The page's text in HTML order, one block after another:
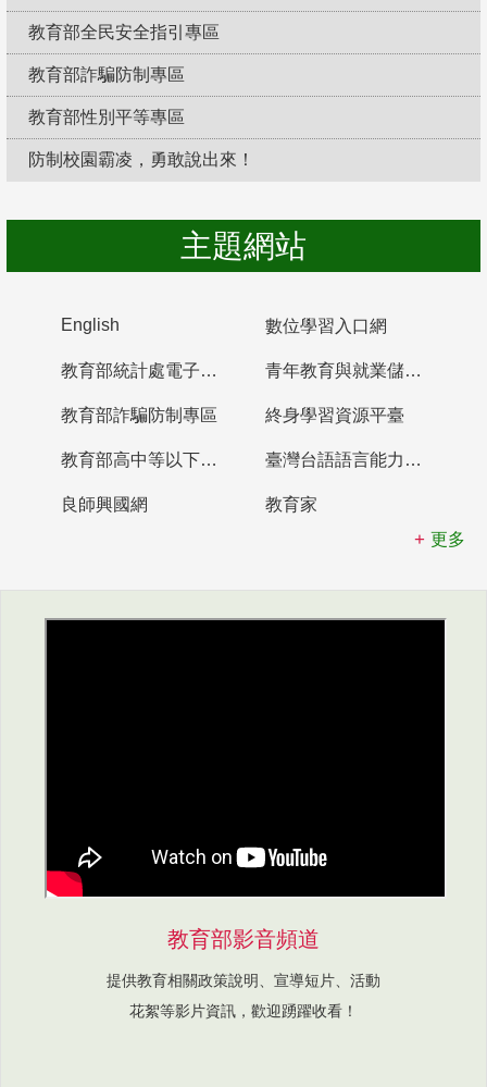
教育部全民安全指引專區
教育部詐騙防制專區
教育部性別平等專區
防制校園霸凌，勇敢說出來！
主題網站
English 數位學習入口網
教育部統計處電子書櫃 青年教育與就業儲蓄帳戶
教育部詐騙防制專區 終身學習資源平臺
教育部高中等以下學校及幼兒園教師資格檢定考試 臺灣台語語言能力認證網站
良師興國網
教育家
更多
教育部影音頻道
提供教育相關政策說明、宣導短片、活動
花絮等影片資訊，歡迎踴躍收看！